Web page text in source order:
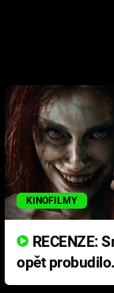
KINOFILMY
opět
přichází s